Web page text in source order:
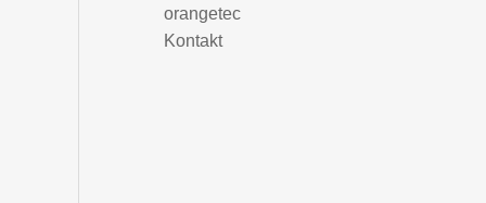
orangetec
Kontakt